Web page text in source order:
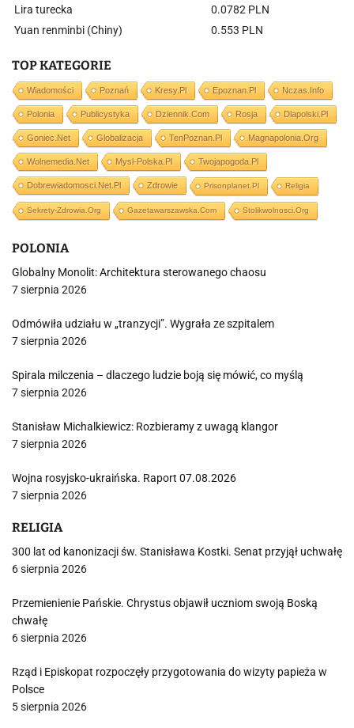
Lira turecka
0.0782 PLN
Yuan renminbi (Chiny)
0.553 PLN
TOP KATEGORIE
Wiadomości Poznań Kresy.pl Epoznan.pl Nczas.info
Polonia Publicystyka Dziennik.com Rosja Dlapolski.pl
Goniec.net Globalizacja TenPoznan.pl Magnapolonia.org
Wolnemedia.net Mysl-Polska.pl Twojapogoda.pl
Dobrewiadomosci.net.pl Zdrowie Prisonplanet.pl Religia
Sekrety-Zdrowia.org Gazetawarszawska.com Stolikwolnosci.org
POLONIA
Globalny Monolit: Architektura sterowanego chaosu
7 sierpnia 2026
Odmówiła udziału w „tranzycji”. Wygrała ze szpitalem
7 sierpnia 2026
Spirala milczenia – dlaczego ludzie boją się mówić, co myślą
7 sierpnia 2026
Stanisław Michalkiewicz: Rozbieramy z uwagą klangor
7 sierpnia 2026
Wojna rosyjsko-ukraińska. Raport 07.08.2026
7 sierpnia 2026
RELIGIA
300 lat od kanonizacji św. Stanisława Kostki. Senat przyjął uchwałę
6 sierpnia 2026
Przemienienie Pańskie. Chrystus objawił uczniom swoją Boską
chwałę
6 sierpnia 2026
Rząd i Episkopat rozpoczęły przygotowania do wizyty papieża w
Polsce
5 sierpnia 2026